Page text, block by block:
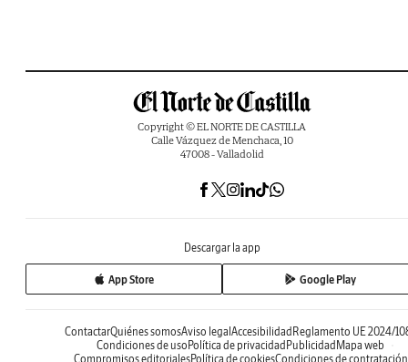
Copyright © EL NORTE DE CASTILLA
Calle Vázquez de Menchaca, 10
47008 - Valladolid
Descargar la app
App Store Google Play
ContactarQuiénes somosAviso legal Accesibilidad Reglamento UE 2024/
Condiciones de uso Política de privacidad Publicidad Mapa web
Compromisos editorialesPolítica de cookiesCondiciones de contratación